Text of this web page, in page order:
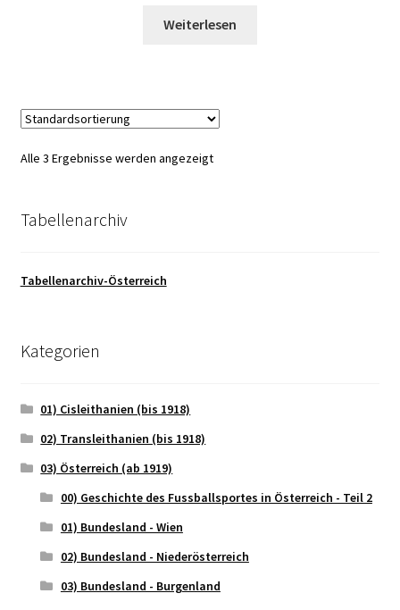
Weiterlesen
Alle 3 Ergebnisse werden angezeigt
Tabellenarchiv
Tabellenarchiv-Österreich
Kategorien
01) Cisleithanien (bis 1918)
02) Transleithanien (bis 1918)
03) Österreich (ab 1919)
00) Geschichte des Fussballsportes in Österreich - Teil 2
01) Bundesland - Wien
02) Bundesland - Niederösterreich
03) Bundesland - Burgenland